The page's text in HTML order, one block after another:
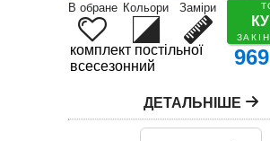
В обране Кольори Заміри
комплект постільної білизни
всесезонний
ДЕТАЛЬНІШЕ